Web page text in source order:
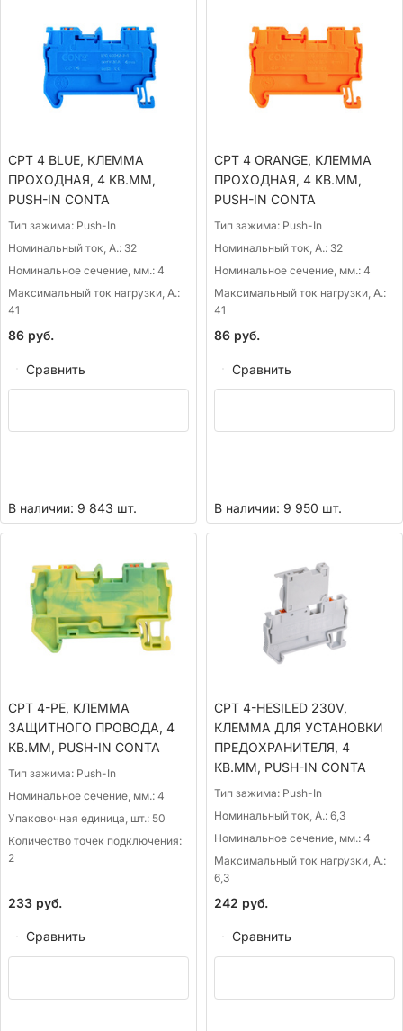
CPT 4 BLUE, КЛЕММА
ПРОХОДНАЯ, 4 КВ.ММ,
PUSH-IN CONTA
Тип зажима: Push-In
Номинальный ток, А.: 32
Номинальное сечение, мм.: 4
Максимальный ток нагрузки, А.:
41
86 руб.
Сравнить
В наличии: 9 843 шт.
CPT 4 ORANGE, КЛЕММА
ПРОХОДНАЯ, 4 КВ.ММ,
PUSH-IN CONTA
Тип зажима: Push-In
Номинальный ток, А.: 32
Номинальное сечение, мм.: 4
Максимальный ток нагрузки, А.:
41
86 руб.
Сравнить
В наличии: 9 950 шт.
CPT 4-PE, КЛЕММА
ЗАЩИТНОГО ПРОВОДА, 4
КВ.ММ, PUSH-IN CONTA
Тип зажима: Push-In
Номинальное сечение, мм.: 4
Упаковочная единица, шт.: 50
Количество точек подключения:
2
233 руб.
Сравнить
CPT 4-HESILED 230V,
КЛЕММА ДЛЯ УСТАНОВКИ
ПРЕДОХРАНИТЕЛЯ, 4
КВ.ММ, PUSH-IN CONTA
Тип зажима: Push-In
Номинальный ток, А.: 6,3
Номинальное сечение, мм.: 4
Максимальный ток нагрузки, А.:
6,3
242 руб.
Сравнить